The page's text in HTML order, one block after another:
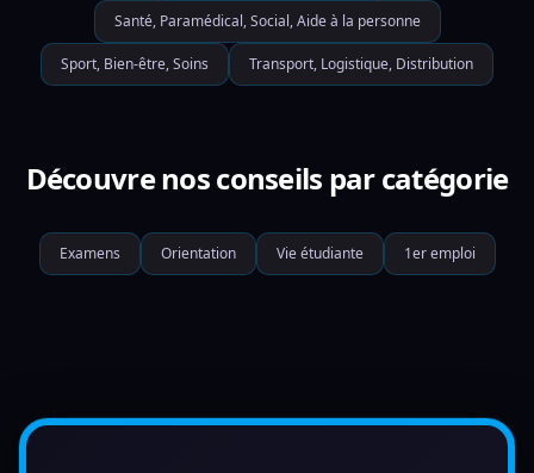
Santé, Paramédical, Social, Aide à la personne
Sport, Bien-être, Soins Transport, Logistique, Distribution
Découvre nos conseils par catégorie
Examens Orientation Vie étudiante 1er emploi